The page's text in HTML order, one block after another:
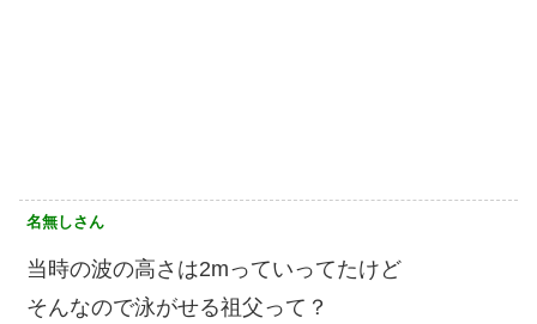
名無しさん
当時の波の高さは2mっていってたけど
そんなので泳がせる祖父って？